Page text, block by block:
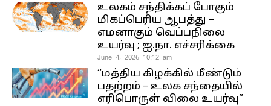
உலகம் சந்திக்கப் போகும்
மிகப்பெரிய ஆபத்து –
எமனாகும் வெப்பநிலை
உயர்வு ; ஐ.நா. எச்சரிக்கை
June 4, 2026 10:12 am
“மத்திய கிழக்கில் மீண்டும்
பதற்றம் – உலக சந்தையில்
எரிபொருள் விலை உயர்வு”